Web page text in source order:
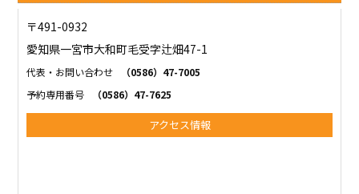
〒491-0932
愛知県一宮市大和町毛受字辻畑47-1
代表・お問い合わせ
（0586）47-7005
予約専用番号
（0586）47-7625
アクセス情報